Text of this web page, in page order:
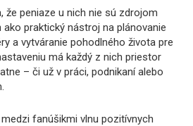
že peniaze u nich nie sú zdrojom
ako praktický nástroj na plánovanie
a vytváranie pohodlného života pre
má každý z nich priestor
– či už v práci, podnikaní alebo
fanúšikmi vlnu pozitívnych